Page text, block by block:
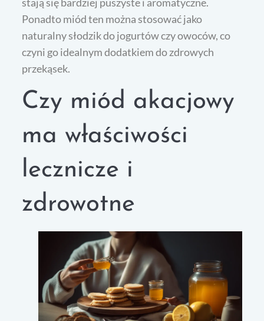
Ponadto miód ten można stosować jako
naturalny słodzik do jogurtów czy owoców, co
czyni go idealnym dodatkiem do zdrowych
przekąsek.
Czy miód akacjowy
ma właściwości
lecznicze i
zdrowotne